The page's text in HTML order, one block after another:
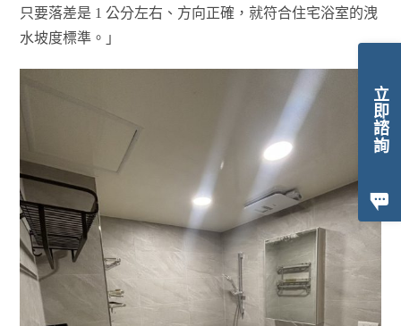
立即諮詢
只要落差是 1 公分左右、方向正確，就符合住宅浴室的洩
水坡度標準。」